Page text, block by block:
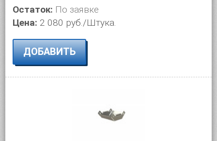
Остаток: По заявке
Цена: 2 080 руб./Штука.
ДОБАВИТЬ